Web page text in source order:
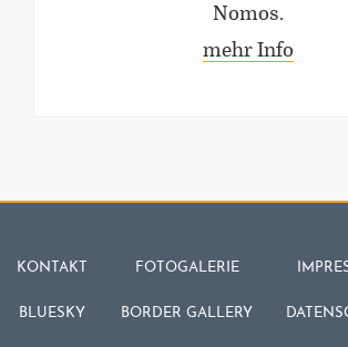
Nomos.
mehr Info
KONTAKT
BLUESKY
FOTOGALERIE
BORDER GALLERY